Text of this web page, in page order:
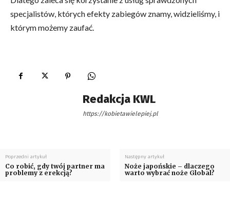
specjalistów, których efekty zabiegów znamy, widzieliśmy, i
którym możemy zaufać.
Redakcja KWL
https://kobietawielepiej.pl
Poprzedni artykuł
Co robić, gdy twój partner ma
problemy z erekcją?
Następny artykuł
Noże japońskie – dlaczego
warto wybrać noże Global?